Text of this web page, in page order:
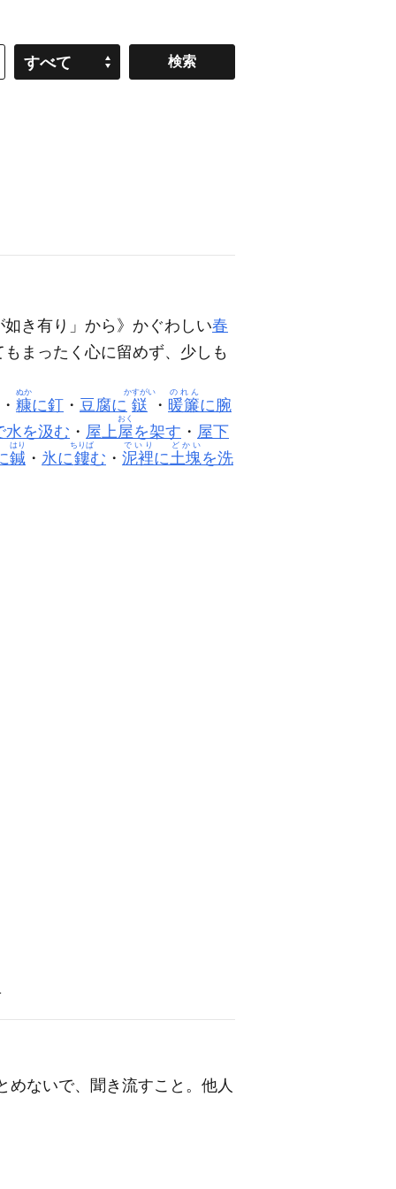
すべて
如き有り」から》かぐわしい春
まったく心に留めず、少しも
・ 糠
ぬか
に釘 ・ 豆腐に 鎹
かすがい
・ 暖簾
のれん
に腕
水を汲む ・ 屋上屋
おく
を架す ・ 屋下
鍼
はり
・ 氷に鏤
ちりば
む ・ 泥裡
でいり
に土塊
どかい
を洗
めないで、聞き流すこと。他人